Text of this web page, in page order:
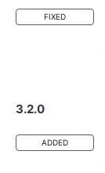
FIXED
3.2.0
ADDED